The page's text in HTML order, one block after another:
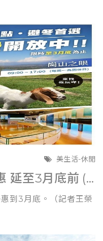
美生活-休閒
高市三大景點免費優惠 延至3月底前 (自由時報0107)
到3月底。（記者王榮